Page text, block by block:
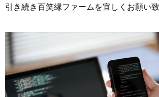
引き続き百笑縁ファームを宜しくお願い